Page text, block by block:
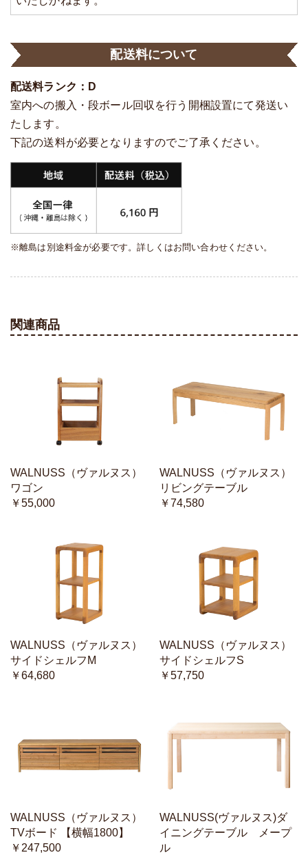
配送料について
配送料ランク：D
室内への搬入・段ボール回収を行う開梱設置にて発送い
たします。
下記の送料が必要となりますのでご了承ください。
※離島は別途料金が必要です。詳しくはお問い合わせください。
関連商品
WALNUSS（ヴァルヌス）
ワゴン
￥55,000
WALNUSS（ヴァルヌス）
リビングテーブル
￥74,580
WALNUSS（ヴァルヌス）
サイドシェルフM
￥64,680
WALNUSS（ヴァルヌス）
サイドシェルフS
￥57,750
WALNUSS（ヴァルヌス）
TVボード 【横幅1800】
￥247,500
WALNUSS(ヴァルヌス)ダ
イニングテーブル メープ
ル